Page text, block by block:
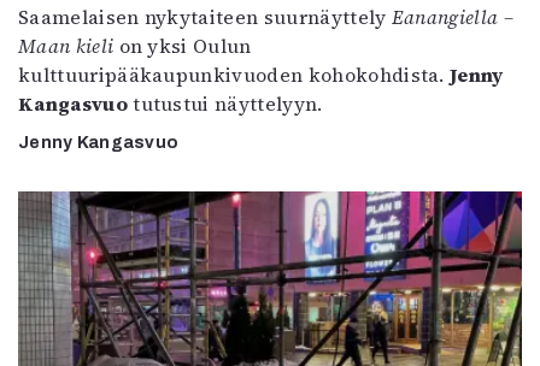
Saamelaisen nykytaiteen suurnäyttely Eanangiella –
Maan kieli on yksi Oulun
kulttuuripääkaupunkivuoden kohokohdista.Jenny
Kangasvuotutustui näyttelyyn.
Jenny Kangasvuo